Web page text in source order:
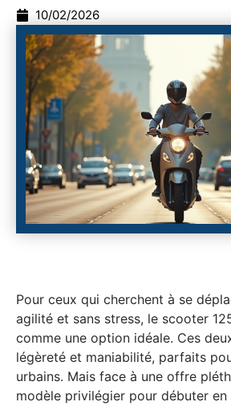
10/02/2026
Pour ceux qui cherchent à se
agilité et sans stress, le scooter
comme une option idéale. Ces
légèreté et maniabilité, parfaits
urbains. Mais face à une offre
modèle privilégier pour débuter